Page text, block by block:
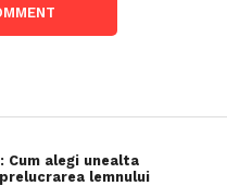
Cum alegi unealta
lemnului